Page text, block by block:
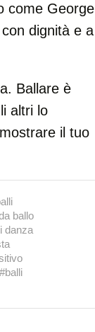
come George
dignità e a
Ballare è
altri lo
il tuo
ballo
danza
#balli